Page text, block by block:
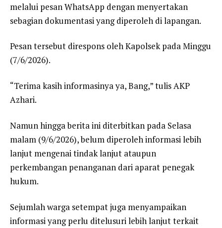
melalui pesan WhatsApp dengan menyertakan
sebagian dokumentasi yang diperoleh di lapangan.
Pesan tersebut direspons oleh Kapolsek pada Minggu
(7/6/2026).
“Terima kasih informasinya ya, Bang,” tulis AKP
Azhari.
Namun hingga berita ini diterbitkan pada Selasa
malam (9/6/2026), belum diperoleh informasi lebih
lanjut mengenai tindak lanjut ataupun
perkembangan penanganan dari aparat penegak
hukum.
Sejumlah warga setempat juga menyampaikan
informasi yang perlu ditelusuri lebih lanjut terkait